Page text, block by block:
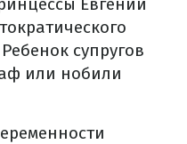
супругов
или нобили